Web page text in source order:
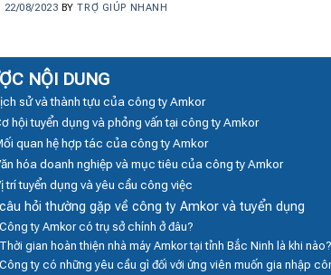
22/08/2023 BYTRỢ GIÚP NHANH
NỘI DUNG
sử và thành tựu của công ty Amkor
hội tuyển dụng và phỏng vấn tại công ty Amkor
quan hệ hợp tác của công ty Amkor
hóa doanh nghiệp và mục tiêu của công ty Amkor
trí tuyển dụng và yêu cầu công việc
hỏi thường gặp về công ty Amkor và tuyển dụng
Công ty Amkor có trụ sở chính ở đâu?
Thời gian hoàn thiện nhà máy Amkor tại tỉnh Bắc Ninh là khi nào?
Công ty có những yêu cầu gì đối với ứng viên muốn gia nhập